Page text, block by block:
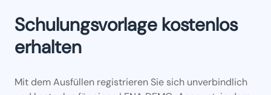
Schulungsvorlage kostenlos
erhalten
Mit dem Ausfüllen registrieren Sie sich unverbindlich